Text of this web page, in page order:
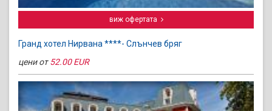
виж офертата
Гранд хотел Нирвана ****- Слънчев бряг
цени от52.00 EUR